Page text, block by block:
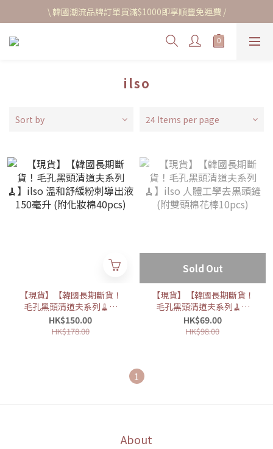
\ 韓國潮流品牌訂單買滿$1000即享順豐免運費 /
ilso
Sort by 24 Items per page
【現貨】【韓國長期斷貨！
毛孔黑頭清道夫系列🧹】
ilso 溫和舒緩粉刺導出液150
毫升 (附化妝棉40pcs)
HK$150.00
HK$178.00
Sold Out
【現貨】【韓國長期斷貨！
毛孔黑頭清道夫系列🧹】
ilso 人體工學去黑頭鏟 (附雙
頭棉花棒10pcs)
HK$69.00
HK$98.00
1
About